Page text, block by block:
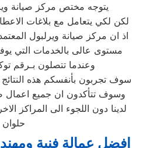
يتوجه مختص مركز صيانة
لكن لكي يتعامل مع بلاغات
اذ ان مركز صيانة ويرلبول
مستوى عالى بالخدمات التي
وعندما تتصلون بـرقم
سوف تجربون بأنفسكم هذه
وسوف تتأكدون ان جميع اعمال
لدينا دون اللجوء الى المراكز
حلوان
افضل عمالة فنية